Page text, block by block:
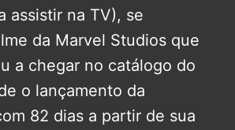
assistir na TV), se
da Marvel Studios que
a chegar no catálogo do
o lançamento da
82 dias a partir de sua